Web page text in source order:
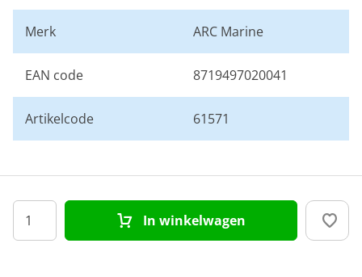
Merk ARC Marine
EAN code 8719497020041
Artikelcode 61571
In winkelwagen